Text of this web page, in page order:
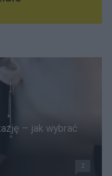
– jak wybrać
2